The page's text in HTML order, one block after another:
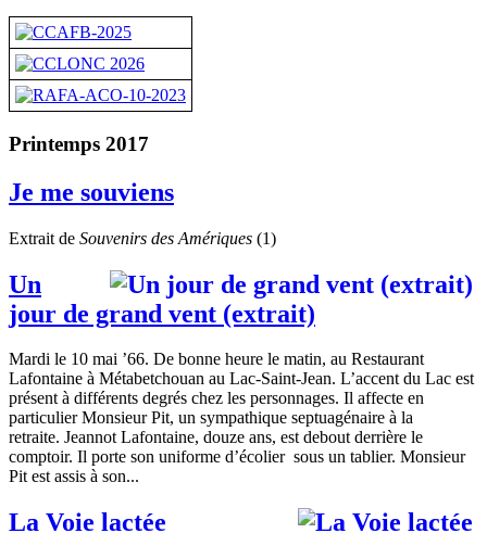
Printemps 2017
Je me souviens
Extrait de Souvenirs des Amériques (1)
Un
jour de grand vent (extrait)
Mardi le 10 mai ’66. De bonne heure le matin, au Restaurant
Lafontaine à Métabetchouan au Lac-Saint-Jean. L’accent du Lac est
présent à différents degrés chez les personnages. Il affecte en
particulier Monsieur Pit, un sympathique septuagénaire à la
retraite. Jeannot Lafontaine, douze ans, est debout derrière le
comptoir. Il porte son uniforme d’écolier sous un tablier. Monsieur
Pit est assis à son...
La Voie lactée